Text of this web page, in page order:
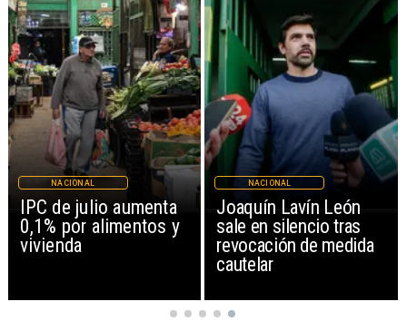
IPC de julio aumenta
0,1% por alimentos y
vivienda
NACIONAL
Joaquín Lavín León
sale en silencio tras
revocación de medida
cautelar
NACIONAL